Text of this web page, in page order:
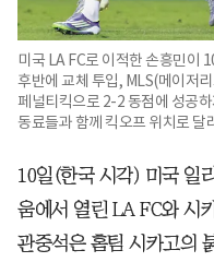
미국 LA FC로 이적한 손흥민이
후반에 교체 투입, MLS(메이저
페널티킥으로 2-2 동점에 성공
동료들과 함께 킥오프 위치로 달
10일(한국 시각) 미국 일
움에서 열린 LA FC와 시
관중석은 홈팀 시카고의